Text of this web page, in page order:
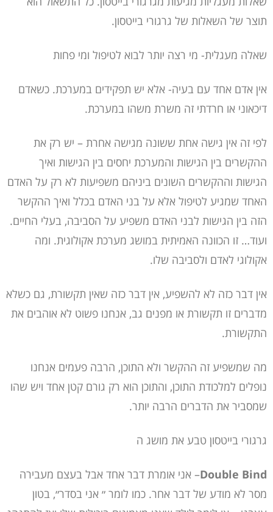
תוצר של השאלות של גרגורי בייטסון.
שאלה מעגלית- מי רצה יותר לבוא לטיפול ומי פחות
אין אדם אחד עם בעיה- אלא יש תפקידים במערכת. כשאדם
דיכאוני או חרדתי זה משרת משהו במערכת.
לפי זה אין גישה אחת ששונה מגישה אחרת – יש רק את
ההקשרים בין הגישות והמערכת יחסים בין הגישות ואיך
הגישות וההקשרים השונים ביניהם משפיעות לא רק על האדם
האחד שמגיע לטיפול אלא על בני האדם בכלל ואיך ההקשר
הזה בין הגישות לבני האדם משפיע על הסביבה, בעלי החיים.
ועוד… זו הכוונה האמיתית במושג מערכת אקולוגית. ומה
אקולוגי לאדם ולסביבה שלו.
אין דבר כזה לא להשפיע, אין דבר כזה שאין תקשורת, גם כשלא
מדברים זו תקשורת או מפנים גב, אנחנו פשוט לא אוהבים את
התקשורת.
מה שמשפיע זה ההקשר ולא התוכן, הרבה פעמים אנחנו
נופלים למלכודת התוכן, והתוכן הוא רק גורם קטן אחד ויש שהו
שמסביר את הדברים הרבה יותר.
גרגורי בייטסון טבע את מושג ה
Double Bind– אני אומרת דבר אחד אבל בעצם מעבירה
מסר לא מודע של דבר אחר. כמו לומר ״ אני בסדר״, בטון